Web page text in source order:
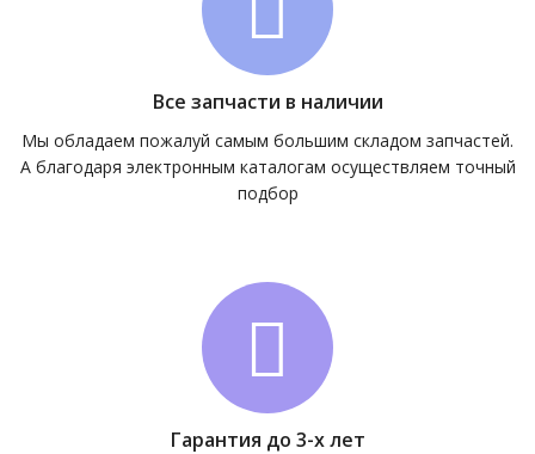
Все запчасти в наличии
Мы обладаем пожалуй самым большим складом запчастей.
А благодаря электронным каталогам осуществляем точный
подбор
Гарантия до 3-х лет